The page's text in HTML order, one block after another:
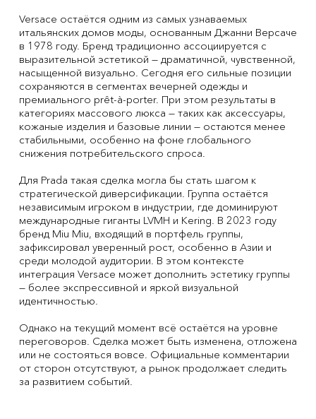
Versace остаётся одним из самых узнаваемых
итальянских домов моды, основанным Джанни Версаче
в 1978 году. Бренд традиционно ассоциируется с
выразительной эстетикой — драматичной, чувственной,
насыщенной визуально. Сегодня его сильные позиции
сохраняются в сегментах вечерней одежды и
премиального prêt-à-porter. При этом результаты в
категориях массового люкса — таких как аксессуары,
кожаные изделия и базовые линии — остаются менее
стабильными, особенно на фоне глобального
снижения потребительского спроса.
Для Prada такая сделка могла бы стать шагом к
стратегической диверсификации. Группа остаётся
независимым игроком в индустрии, где доминируют
международные гиганты LVMH и Kering. В 2023 году
бренд Miu Miu, входящий в портфель группы,
зафиксировал уверенный рост, особенно в Азии и
среди молодой аудитории. В этом контексте
интеграция Versace может дополнить эстетику группы
— более экспрессивной и яркой визуальной
идентичностью.
Однако на текущий момент всё остаётся на уровне
переговоров. Сделка может быть изменена, отложена
или не состояться вовсе. Официальные комментарии
от сторон отсутствуют, а рынок продолжает следить
за развитием событий.